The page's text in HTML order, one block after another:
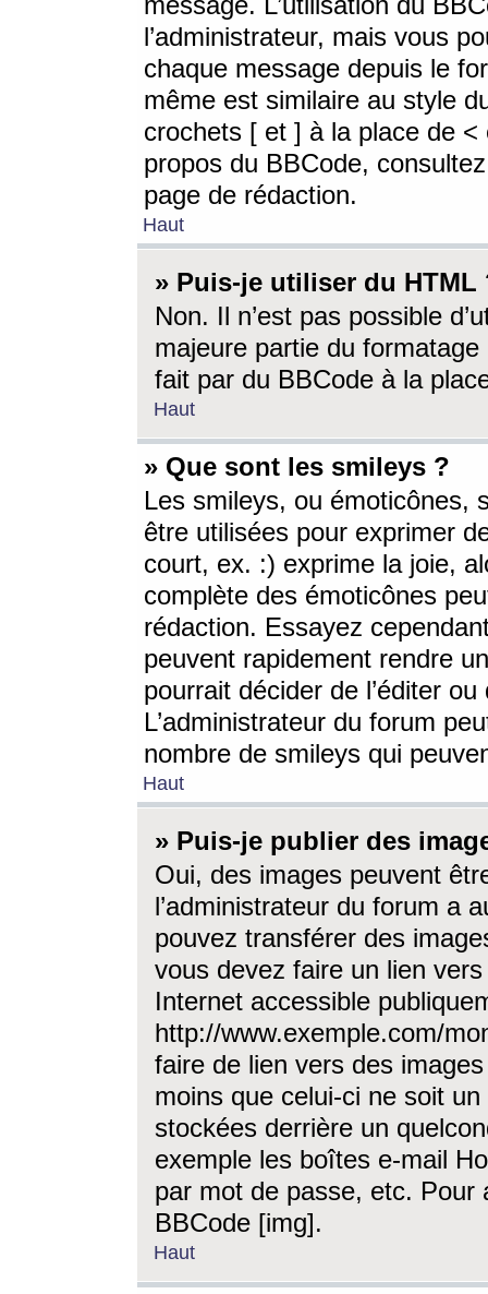
l’administrateur, mais vous
chaque message depuis le
même est similaire au style
crochets [ et ] à la place de <
propos du BBCode,
page de rédaction.
Haut
» Puis-je utiliser du HTML
Non. Il n’est pas possible
majeure partie du
fait par du BBCode à la
Haut
» Que sont les smileys ?
Les smileys, ou émoticônes,
être utilisées pour exprimer
court, ex. :) exprime la joie,
complète des émoticônes
rédaction. Essayez
peuvent rapidement rendre
pourrait décider de l’éditer
L’administrateur du forum
nombre de smileys qui
Haut
» Puis-je publier des
Oui, des images peuvent
l’administrateur du forum a
pouvez transférer des
vous devez faire un lien
Internet accessible
http://www.exemple.com/
faire de lien vers des
moins que celui-ci ne soit
stockées derrière un
exemple les boîtes e-mail
par mot de passe, etc. Pour
BBCode [img].
Haut